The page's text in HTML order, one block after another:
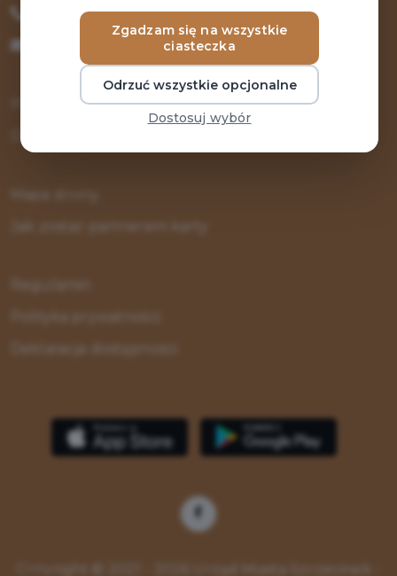
+48 94 371 40 96
karta.mieszkanca@um.szczecinek.pl
Pomoc / FAQ
Dokumenty do pobrania
• www.youtube.com (administrator plików
cookie: Google Inc. z siedzibą w USA).
Zbieranie ogólnych i anonimowych danych
statycznych za pośrednictwem narzędzia
Zgadzam się na wszystkie
ciasteczka
Odrzuć wszystkie opcjonalne
Dostosuj wybór